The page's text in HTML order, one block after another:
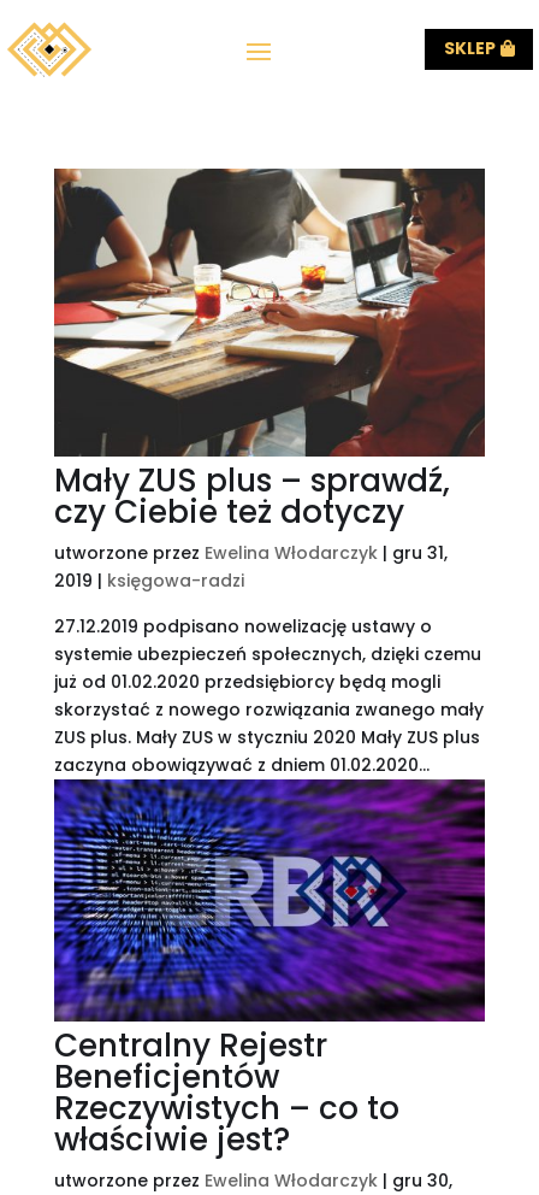
SKLEP
Mały ZUS plus – sprawdź,
czy Ciebie też dotyczy
utworzone przez Ewelina Włodarczyk| gru 31,
2019 | księgowa-radzi
27.12.2019 podpisano nowelizację ustawy o
systemie ubezpieczeń społecznych, dzięki czemu
już od 01.02.2020 przedsiębiorcy będą mogli
skorzystać z nowego rozwiązania zwanego mały
ZUS plus. Mały ZUS w styczniu 2020 Mały ZUS plus
zaczyna obowiązywać z dniem 01.02.2020...
Centralny Rejestr
Beneficjentów
Rzeczywistych – co to
właściwie jest?
utworzone przez Ewelina Włodarczyk| gru 30,